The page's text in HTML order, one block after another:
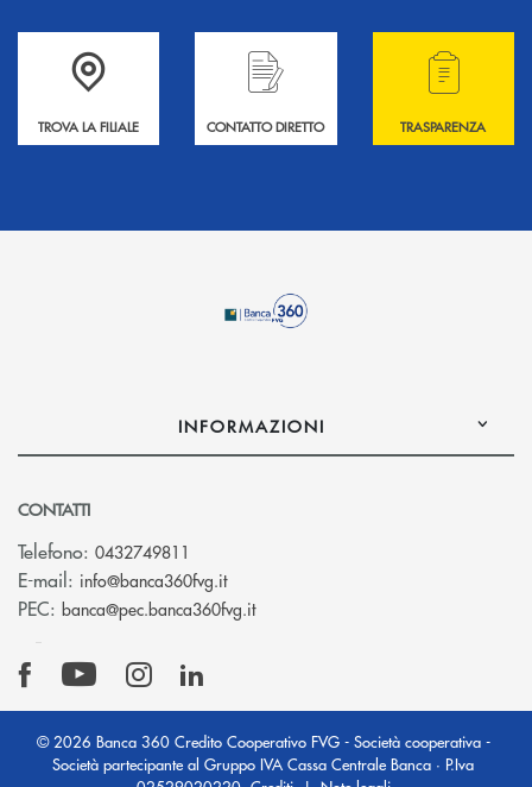
Accedi all' elenco completo delle filiali .
TROVA LA FILIALE
Hai bisogno di informazioni? Contattaci !
CONTATTO DIRETTO
Hai bisogno di
TRASPARENZA
INFORMAZIONI
CONTATTI
Telefono: 0432749811
E-mail: info@banca360fvg.it(si apre l’app di posta elettronica)
PEC: banca@pec.banca360fvg.it(si apre l’app di posta elettronica)
© 2026 Banca 360 Credito Cooperativo FVG - Società cooperativa -
Società partecipante al Gruppo IVA Cassa Centrale Banca · P.Iva